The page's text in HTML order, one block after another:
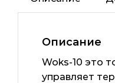
Описание
Woks-10 это
управляет